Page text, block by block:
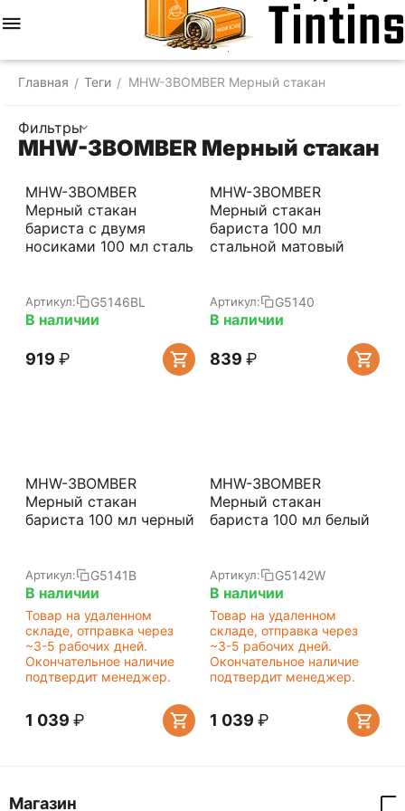
Главная / Теги / MHW-3BOMBER Мерный стакан
Фильтры
MHW-3BOMBER Мерный стакан
MHW-3BOMBER
Мерный стакан
бариста с двумя
носиками 100 мл сталь
Артикул: G5146BL
В наличии
‍919‍ ₽
MHW-3BOMBER
Мерный стакан
бариста 100 мл
стальной матовый
Артикул: G5140
В наличии
‍839‍ ₽
MHW-3BOMBER
Мерный стакан
бариста 100 мл черный
Артикул: G5141B
В наличии
Товар на удаленном
складе, отправка через
~3-5 рабочих дней.
Окончательное наличие
подтвердит менеджер.
1 039 ₽
MHW-3BOMBER
Мерный стакан
бариста 100 мл белый
Артикул: G5142W
В наличии
Товар на удаленном
складе, отправка через
~3-5 рабочих дней.
Окончательное наличие
подтвердит менеджер.
1 039 ₽
Магазин
Корзина Отложенные
товары
Аккаунт